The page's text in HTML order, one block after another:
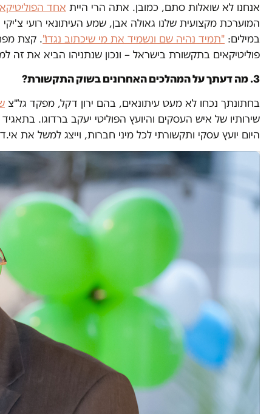
אנחנו לא שואלות סתם, כמובן. אתה הרי היית אחד
המוערכת מקצועית שלנו גאולה אבן, שמע העיתונאי רועי
במילים: "תמיד נהיה שם ונשמיד את מי שיכתוב נגדו". קצת
פוליטיקאים בתקשורת בישראל – ונכון שנתניהו הביא את
3. מה דעתך על המהלכים האחרונים בשוק התקשורת?
בחתונתך נכחו לא מעט עיתונאים, בהם ירון דקל, מפקד גל"צ
שירותיו של איש העסקים והיועץ הפוליטי יעקב ברדוגו.
היום יועץ עסקי ותקשורתי לכל מיני חברות, וייצג למשל את